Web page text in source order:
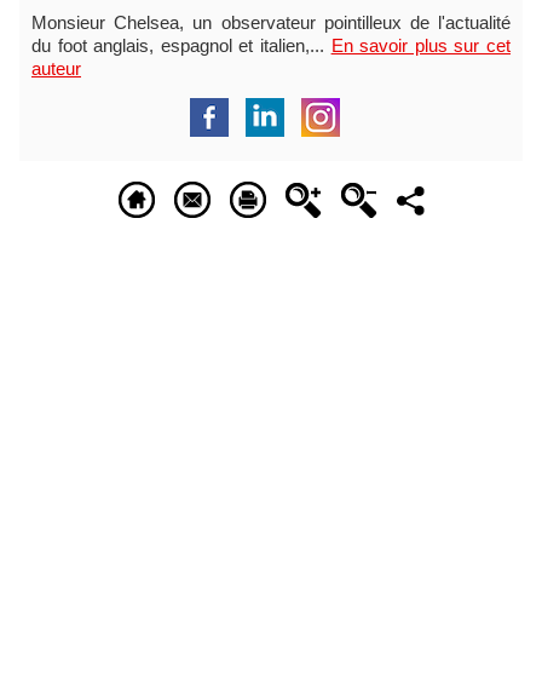
Monsieur Chelsea, un observateur pointilleux de l'actualité
du foot anglais, espagnol et italien,... En savoir plus sur cet
auteur